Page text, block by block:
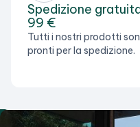
Spedizione
99 €
Tutti i nostri prodotti
pronti per la spedizione.